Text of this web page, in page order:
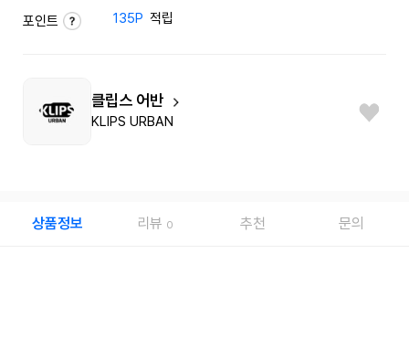
포인트 135P 적립
클립스 어반
KLIPS URBAN
상품정보 리뷰 0 추천 문의